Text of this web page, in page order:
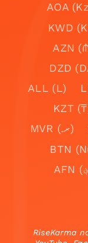
AOA
KWD
AZN
DZD
ALL (L)
KZT
MVR (.ރ)
BTN
RiseKarma